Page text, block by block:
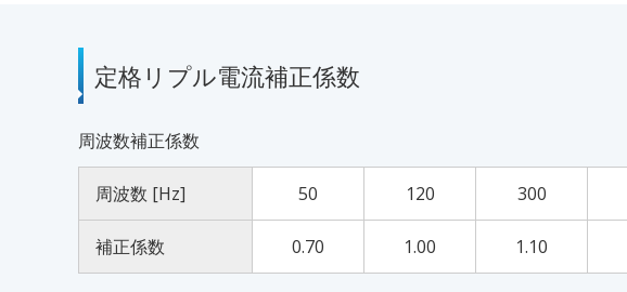
定格リプル電流補正係数
周波数補正係数
周波数 [Hz] 50 120 300
補正係数 0.70 1.00 1.10